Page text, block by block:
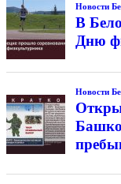
Новости
В
Дню
Новости